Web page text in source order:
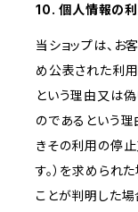
10. 個人情報の
当ショップは、お
め公表された利
という理由又は
のであるという
きその利用の停止
す。）を求められ
ことが判明した